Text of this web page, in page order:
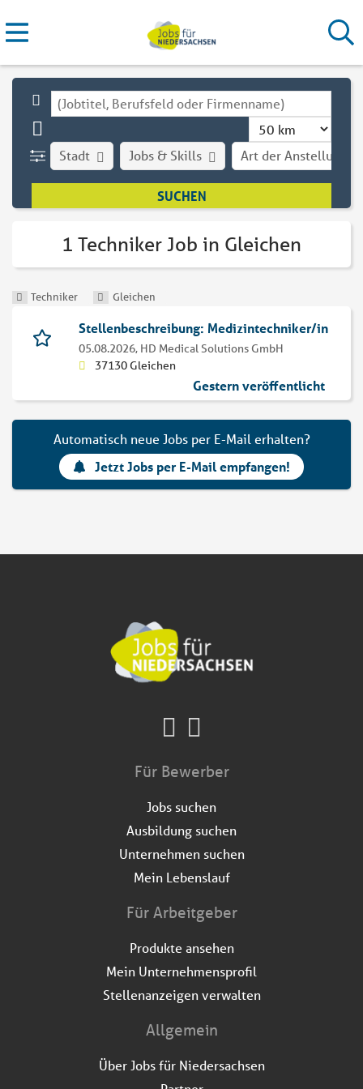
Stadt Art der Anstellung
Jobs & Skills
1 Techniker Job in Gleichen
Techniker Gleichen
Stellenbeschreibung: Medizintechniker/in
05.08.2026, HD Medical Solutions GmbH
37130 Gleichen
Gestern veröffentlicht
Automatisch neue Jobs per E-Mail erhalten?
Jetzt Jobs per E-Mail empfangen!
Für Bewerber
Jobs suchen
Ausbildung suchen
Unternehmen suchen
Mein Lebenslauf
Für Arbeitgeber
Produkte ansehen
Mein Unternehmensprofil
Stellenanzeigen verwalten
Allgemein
Über Jobs für Niedersachsen